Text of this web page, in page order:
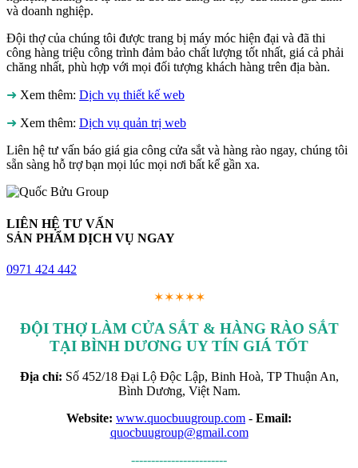
và doanh nghiệp.
Đội thợ của chúng tôi được trang bị máy móc hiện đại và đã thi
công hàng triệu công trình đảm bảo chất lượng tốt nhất, giá cả phải
chăng nhất, phù hợp với mọi đối tượng khách hàng trên địa bàn.
➜ Xem thêm: Dịch vụ thiết kế web
➜ Xem thêm: Dịch vụ quản trị web
Liên hệ tư vấn báo giá gia công cửa sắt và hàng rào ngay, chúng tôi
sẵn sàng hỗ trợ bạn mọi lúc mọi nơi bất kể gần xa.
LIÊN HỆ TƯ VẤN
SẢN PHẨM DỊCH VỤ NGAY
0971 424 442
✶✶✶✶✶
ĐỘI THỢ LÀM CỬA SẮT & HÀNG RÀO SẮT
TẠI BÌNH DƯƠNG UY TÍN GIÁ TỐT
Địa chỉ: Số 452/18 Đại Lộ Độc Lập, Binh Hoà, TP Thuận An,
Bình Dương, Việt Nam.
Website: www.quocbuugroup.com - Email:
quocbuugroup@gmail.com
------------------------